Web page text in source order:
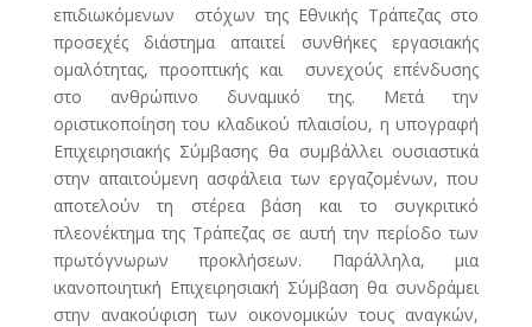
επιδιωκόμενων στόχων της Εθνικής Τράπεζας στο
προσεχές διάστημα απαιτεί συνθήκες εργασιακής
ομαλότητας, προοπτικής και συνεχούς επένδυσης
στο ανθρώπινο δυναμικό της. Μετά την
οριστικοποίηση του κλαδικού πλαισίου, η υπογραφή
Επιχειρησιακής Σύμβασης θα συμβάλλει ουσιαστικά
στην απαιτούμενη ασφάλεια των εργαζομένων, που
αποτελούν τη στέρεα βάση και το συγκριτικό
πλεονέκτημα της Τράπεζας σε αυτή την περίοδο των
πρωτόγνωρων προκλήσεων. Παράλληλα, μια
ικανοποιητική Επιχειρησιακή Σύμβαση θα συνδράμει
στην ανακούφιση των οικονομικών τους αναγκών,